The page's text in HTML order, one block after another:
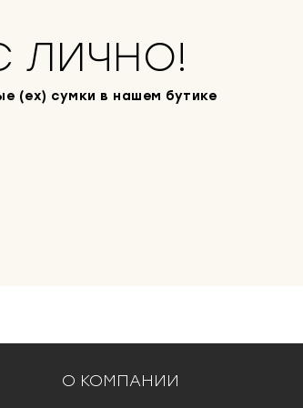
ЛИЧНО!
(ex) сумки в нашем бутике
О КОМПАНИИ